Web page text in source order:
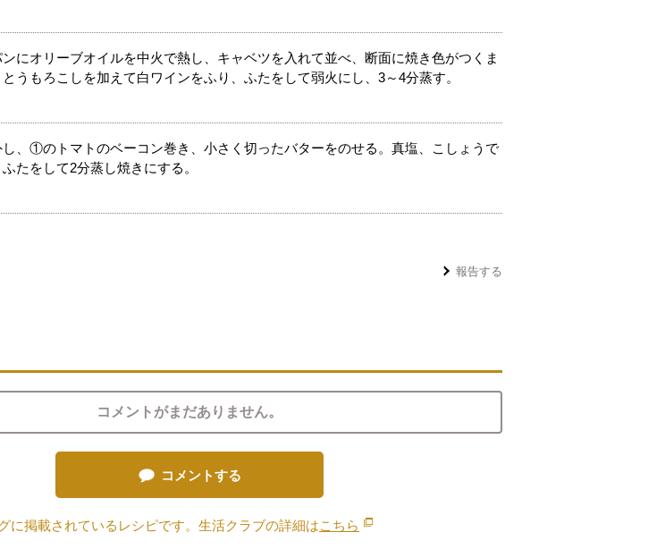
にオリーブオイルを中火で熱し、キャベツを入れて並べ、断面に焼き色がつくま
うもろこしを加えて白ワインをふり、ふたをして弱火にし、3～4分蒸す。
、①のトマトのベーコン巻き、小さく切ったバターをのせる。真塩、こしょうで
たをして2分蒸し焼きにする。
報告する
コメントがまだありません。
コメントする
に掲載されているレシピです。生活クラブの詳細はこちら 別のウィンドウで開きます。